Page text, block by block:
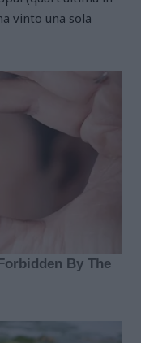
vinto una sola